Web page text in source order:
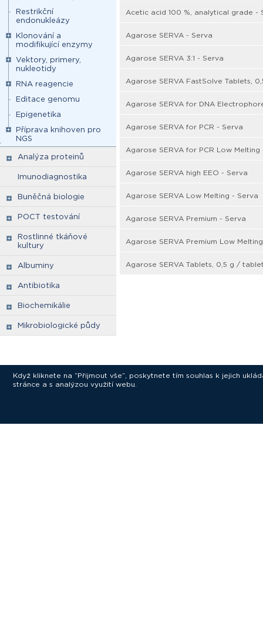
Restrikční
endonukleázy
Klonování a
modifikující enzymy
Vektory, primery,
nukleotidy
RNA reagencie
Editace genomu
Epigenetika
Příprava knihoven pro
NGS
Analýza proteinů
Imunodiagnostika
Buněčná biologie
POCT testování
Rostlinné tkáňové
kultury
Albuminy
Antibiotika
Biochemikálie
Mikrobiologické půdy
Acetic acid 100 %, analytical grade -
Agarose SERVA - Serva
Agarose SERVA 3:1 - Serva
Agarose SERVA FastSolve Tablets,
Agarose SERVA for DNA
Agarose SERVA for PCR - Serva
Agarose SERVA for PCR Low Melting
Agarose SERVA high EEO - Serva
Agarose SERVA Low Melting - Serva
Agarose SERVA Premium - Serva
Agarose SERVA Premium Low
Agarose SERVA Tablets, 0,5 g /
Když kliknete na “Přijmout vše”, poskytnete tím souhlas k jejich
stránce a s analýzou využití webu.